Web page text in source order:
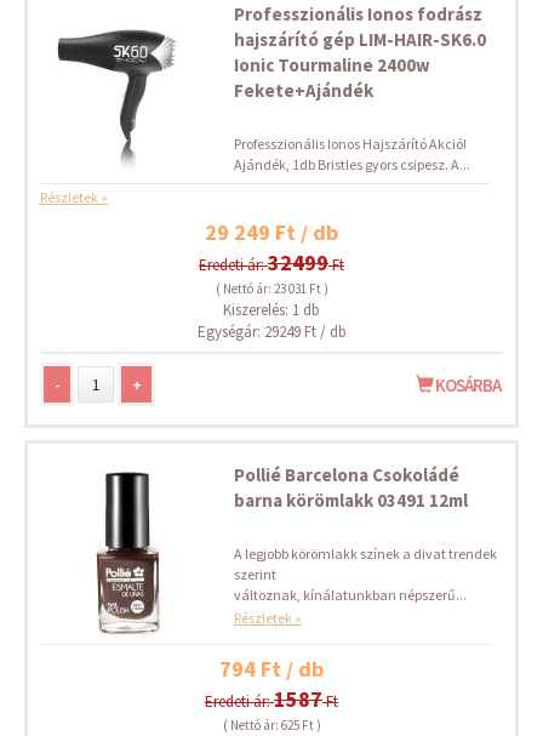
Professzionális Ionos fodrász
hajszárító gép LIM-HAIR-SK6.0
Ionic Tourmaline 2400w
Fekete+Ajándék
Professzionális Ionos Hajszárító Akció!
Ajándék, 1db Bristles gyors csipesz. A...
Részletek »
29 249 Ft / db
Eredeti ár:32499Ft
( Nettó ár: 23 031 Ft )
Kiszerelés: 1 db
Egységár: 29249 Ft / db
- + KOSÁRBA
Pollié Barcelona Csokoládé
barna körömlakk 03491 12ml
A legjobb körömlakk színek a divat trendek
szerint
változnak, kínálatunkban népszerű...
Részletek »
794 Ft / db
Eredeti ár:1587Ft
( Nettó ár: 625 Ft )